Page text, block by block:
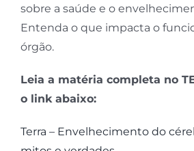
Inovação
Bem-estar
sobre a saúde e o
Entenda o que impacta o
órgão.
Leia a matéria completa no
o link abaixo:
Terra – Envelhecimento do